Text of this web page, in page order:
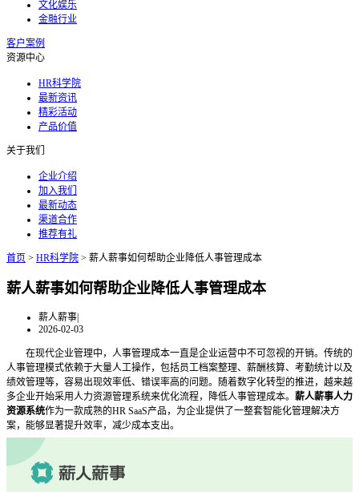
文化娱乐
金融行业
客户案例
资源中心
HR科学院
最新资讯
精彩活动
产品价值
关于我们
企业介绍
加入我们
最新动态
渠道合作
推荐有礼
首页 > HR科学院 > 薪人薪事如何帮助企业降低人事管理成本
薪人薪事如何帮助企业降低人事管理成本
薪人薪事|
2026-02-03
在现代企业管理中，人事管理成本一直是企业运营中不可忽视的开销。传统的
人事管理模式依赖于大量人工操作，包括员工档案整理、薪酬核算、考勤统计以及
绩效管理等，容易出现效率低、错误率高的问题。随着数字化转型的推进，越来越
多企业开始采用人力资源管理系统来优化流程，降低人事管理成本。 薪人薪事人力
资源系统作为一款成熟的HR SaaS产品，为企业提供了一整套智能化管理解决方
案，能够显著提升效率，减少成本支出。